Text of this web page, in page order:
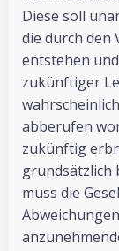
Diese soll
die durch den
entstehen
zukünftiger
abberufen
zukünftig
grundsätzlich
muss die